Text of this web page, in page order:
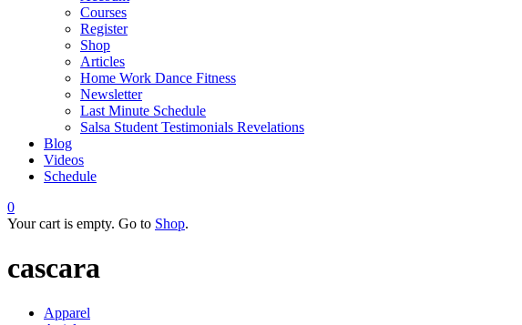
Courses
Register
Shop
Articles
Home Work Dance Fitness
Newsletter
Last Minute Schedule
Salsa Student Testimonials Revelations
Blog
Videos
Schedule
0
Your cart is empty. Go to Shop.
cascara
Apparel